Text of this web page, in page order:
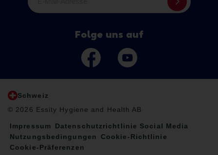
Folge uns auf
Schweiz
© 2026 Essity Hygiene and Health AB
Impressum
Datenschutzrichtlinie Social Media
Nutzungsbedingungen
Cookie-Richtlinie
Cookie-Präferenzen